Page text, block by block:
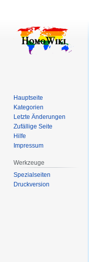
Hauptseite
Kategorien
Letzte Änderungen
Zufällige Seite
Hilfe
Impressum
Werkzeuge
Spezialseiten
Druckversion